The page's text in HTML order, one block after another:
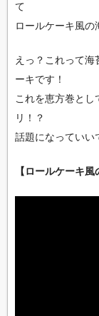
て
ロールケーキ風の
えっ？これって
ーキです！
これを恵方巻とし
リ！？
話題になっていい
【ロールケーキ